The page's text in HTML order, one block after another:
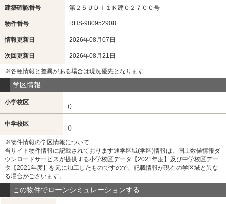
建築確認番号 第２５ＵＤＩ１Ｋ建０２７００号
物件番号 RHS-980952908
情報更新日 2026年08月07日
次回更新日 2026年08月21日
※各種情報と差異がある場合は現況優先となります
学区情報
小学校区
()
中学校区
()
※物件情報の学区情報について
当サイト物件情報に記載されております通学区域(学区)情報は、国土数値情報ダ
ウンロードサービスが提供する小学校区データ【2021年度】及び中学校区デー
タ【2021年度】を元に加工したものですので、記載情報が現在の学区域と異な
る場合がございます。
この物件でローンシミュレーションする